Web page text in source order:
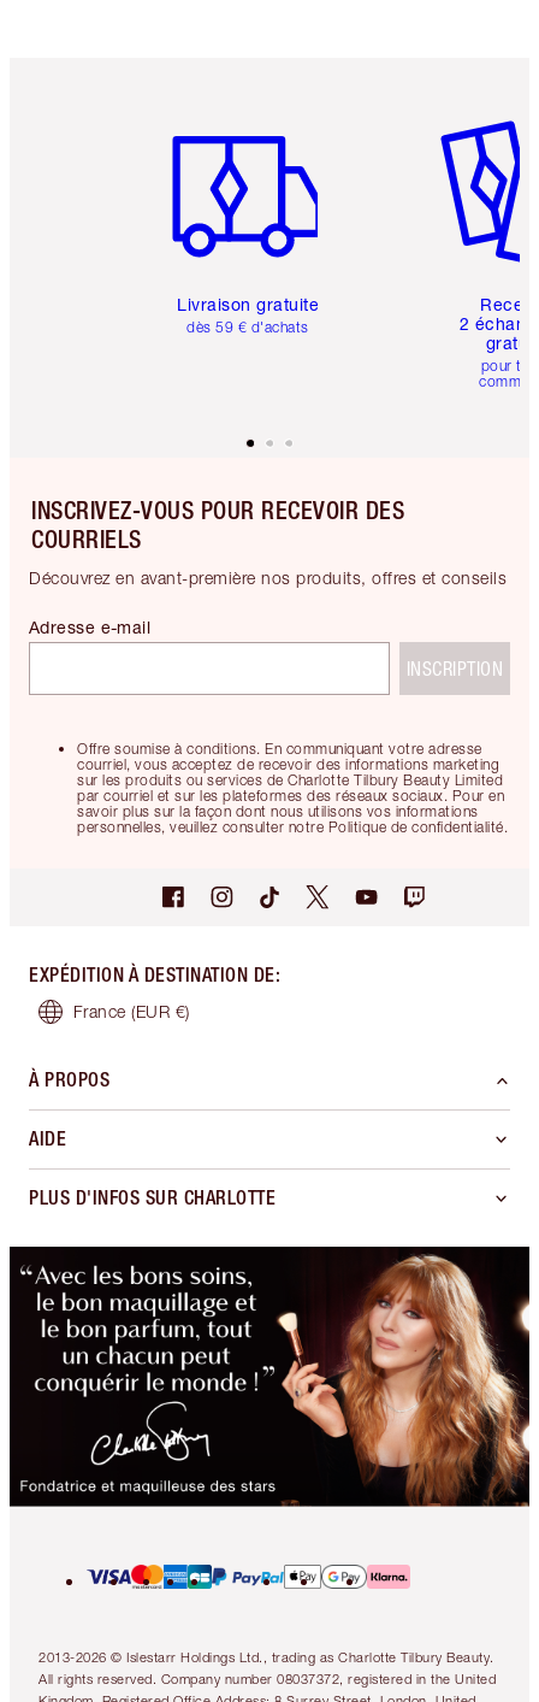
Livraison gratuite
dès 59 € d'achats
2
pour
INSCRIVEZ-VOUS POUR RECEVOIR DES
COURRIELS
Découvrez en avant-première nos produits, offres et conseils
Offre soumise à conditions. En communiquant votre adresse
courriel, vous acceptez de recevoir des informations marketing
sur les produits ou services de Charlotte Tilbury Beauty Limited
par courriel et sur les plateformes des réseaux sociaux. Pour en
savoir plus sur la façon dont nous utilisons vos informations
personnelles, veuillez consulter notre Politique de confidentialité.
Adresse e-mail
INSCRIPTION
EXPÉDITION À DESTINATION DE:
France (EUR €)
À PROPOS
AIDE
PLUS D'INFOS SUR CHARLOTTE
2013-2026 © Islestarr Holdings Ltd., trading as Charlotte Tilbury Beauty.
All rights reserved. Company number 08037372, registered in the United